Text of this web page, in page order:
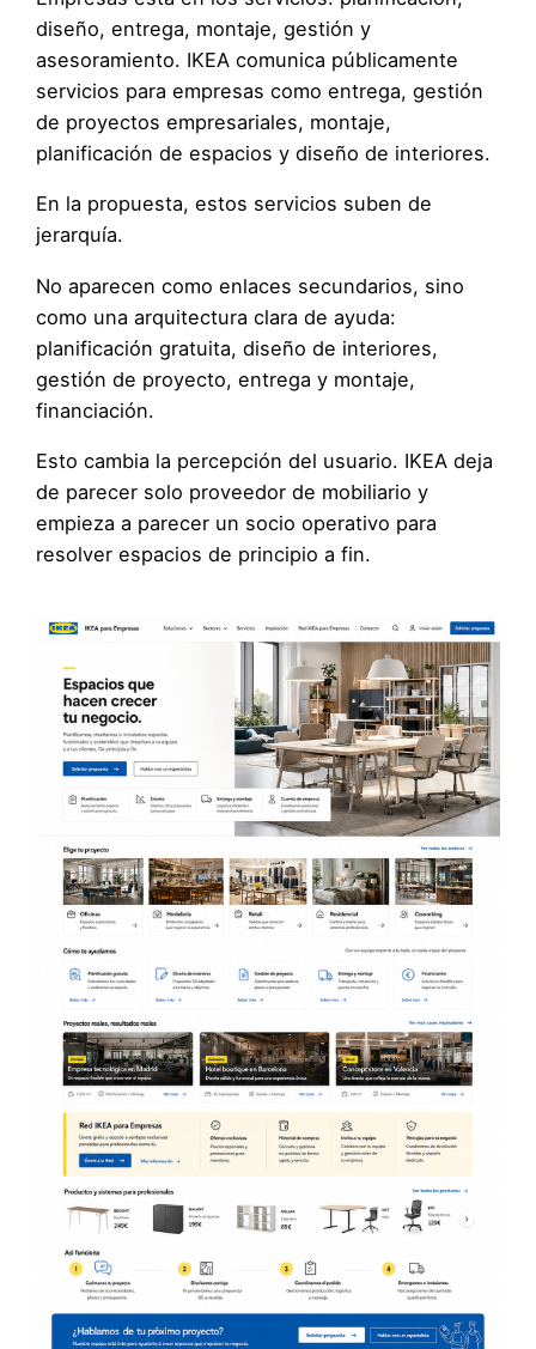
diseño, entrega, montaje, gestión y
asesoramiento. IKEA comunica públicamente
servicios para empresas como entrega, gestión
de proyectos empresariales, montaje,
planificación de espacios y diseño de interiores.
En la propuesta, estos servicios suben de
jerarquía.
No aparecen como enlaces secundarios, sino
como una arquitectura clara de ayuda:
planificación gratuita, diseño de interiores,
gestión de proyecto, entrega y montaje,
financiación.
Esto cambia la percepción del usuario. IKEA deja
de parecer solo proveedor de mobiliario y
empieza a parecer un socio operativo para
resolver espacios de principio a fin.